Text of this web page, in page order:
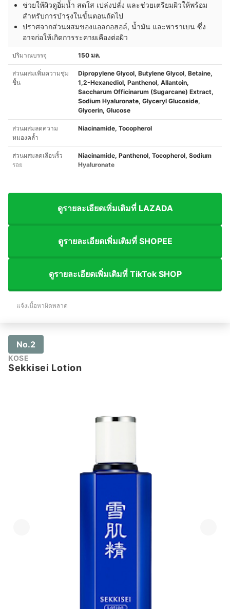
ช่วยให้ผิวดูอิ่มน้ำ สดใส เปล่งปลั่ง และช่วยเตรียมผิวให้พร้อม
สำหรับการบำรุงในขั้นตอนถัดไป
ปราศจากส่วนผสมของแอลกอฮอล์, น้ำมัน และพาราเบน ซึ่ง
อาจก่อให้เกิดการระคายเคืองต่อผิว
ปริมาณบรรจุ 150 มล.
ส่วนผสมเพิ่มความชุ่ม
ชื้น
Dipropylene Glycol, Butylene Glycol, Betaine,
1,2-Hexanediol, Panthenol, Allantoin,
Saccharum Officinarum (Sugarcane) Extract,
Sodium Hyaluronate, Glyceryl Glucoside,
Glycerin, Glucose
ส่วนผสมลดความ
หมองคล้ำ
Niacinamide, Tocopherol
ส่วนผสมลดเลือนริ้ว
รอย
Niacinamide, Panthenol, Tocopherol, Sodium
Hyaluronate
ดูรายละเอียดเพิ่มเติมที่ LAZADA
ดูรายละเอียดเพิ่มเติมที่ SHOPEE
ดูรายละเอียดเพิ่มเติมที่ TikTok SHOP
แจ้งเนื้อหาผิดพลาด
No.2
KOSE
Sekkisei Lotion